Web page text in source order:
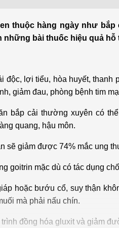
Ung bướu
Thận - Tiết niệu
chức năng
Chấn thương chỉnh hình
thuộc hàng ngày như
những bài thuốc hiệu quả
độc, lợi tiểu, hòa huyết, thanh
giảm đau, phòng bệnh tim
bắp cải thường xuyên có
quang, hậu môn.
sẽ giảm được 74% mắc ung
goitrin mặc dù có tác dụng
hoặc bướu cổ, suy thận
mà phải nấu chín.
đồng hóa gluxit và giảm